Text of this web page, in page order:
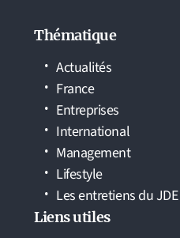
Thématique
Actualités
France
Entreprises
International
Management
Lifestyle
Les entretiens du JDE
Liens utiles